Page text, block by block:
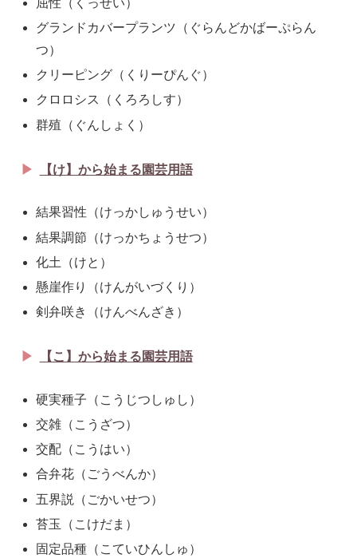
屈性（くっせい）
グランドカバープランツ（ぐらんどかばーぷらん
つ）
クリーピング（くりーぴんぐ）
クロロシス（くろろしす）
群殖（ぐんしょく）
【け】から始まる園芸用語
結果習性（けっかしゅうせい）
結果調節（けっかちょうせつ）
化土（けと）
懸崖作り（けんがいづくり）
剣弁咲き（けんべんざき）
【こ】から始まる園芸用語
硬実種子（こうじつしゅし）
交雑（こうざつ）
交配（こうはい）
合弁花（ごうべんか）
五界説（ごかいせつ）
苔玉（こけだま）
固定品種（こていひんしゅ）